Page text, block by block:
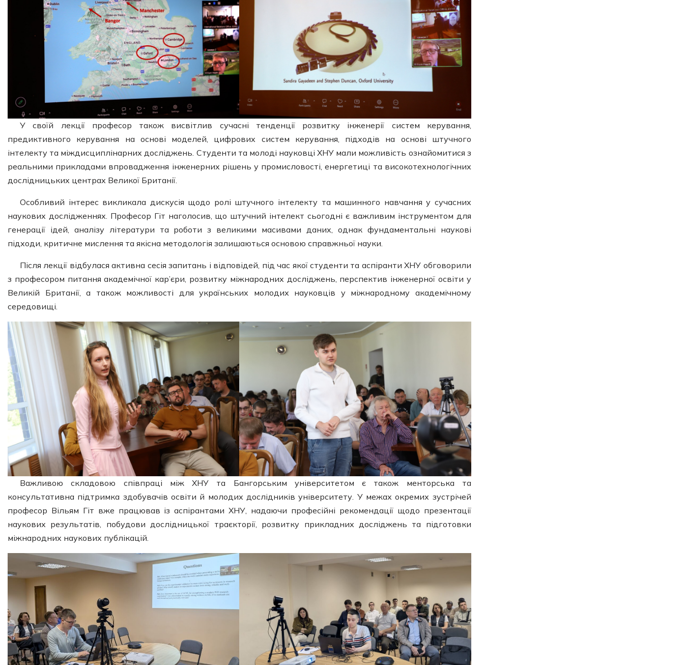
У своїй лекції професор також висвітлив сучасні тенденції розвитку інженерії систем керування,
предиктивного керування на основі моделей, цифрових систем керування, підходів на основі штучного
інтелекту та міждисциплінарних досліджень. Студенти та молоді науковці ХНУ мали можливість ознайомитися з
реальними прикладами впровадження інженерних рішень у промисловості, енергетиці та високотехнологічних
дослідницьких центрах Великої Британії.
Особливий інтерес викликала дискусія щодо ролі штучного інтелекту та машинного навчання у сучасних
наукових дослідженнях. Професор Гіт наголосив, що штучний інтелект сьогодні є важливим інструментом для
генерації ідей, аналізу літератури та роботи з великими масивами даних, однак фундаментальні наукові
підходи, критичне мислення та якісна методологія залишаються основою справжньої науки.
Після лекції відбулася активна сесія запитань і відповідей, під час якої студенти та аспіранти ХНУ обговорили
з професором питання академічної кар’єри, розвитку міжнародних досліджень, перспектив інженерної освіти у
Великій Британії, а також можливості для українських молодих науковців у міжнародному академічному
середовищі.
Важливою складовою співпраці між ХНУ та Бангорським університетом є також менторська та
консультативна підтримка здобувачів освіти й молодих дослідників університету. У межах окремих зустрічей
професор Вільям Гіт вже працював із аспірантами ХНУ, надаючи професійні рекомендації щодо презентації
наукових результатів, побудови дослідницької траєкторії, розвитку прикладних досліджень та підготовки
міжнародних наукових публікацій.